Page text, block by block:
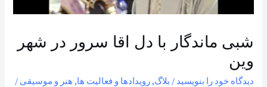
شبی ماندگار با دل اقا سرور در شهر
وین
دیدگاه‌ خود را بنویسید / بلاگ,رویدادها و فعالیت ها, هنر و موسیقی /